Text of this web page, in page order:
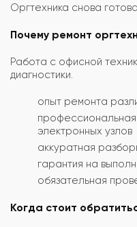
Оргтехника снова
Почему ремонт
Работа с офисной
диагностики.
опыт ремонта
профессиональная
электронных узлов
аккуратная
гарантия на
обязательная
Когда стоит